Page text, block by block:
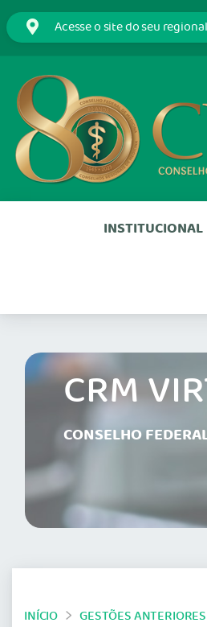
INSTITUCIONAL
CRM
CONSELHO
INÍCIO GESTÕES